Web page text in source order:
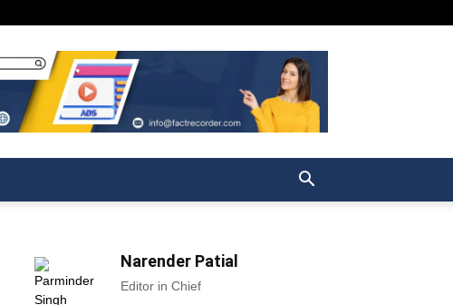
Narender Patial
Editor in Chief